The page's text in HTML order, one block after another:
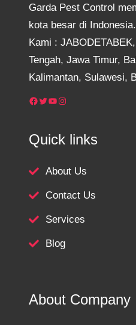
Garda Pest Control
kota besar di
Kami :
Tengah, Jawa Timur,
Kalimantan, Sulawesi,
Facebook Twitter YouTube Instagram
Quick links
About Us
Contact Us
Services
Blog
About Company